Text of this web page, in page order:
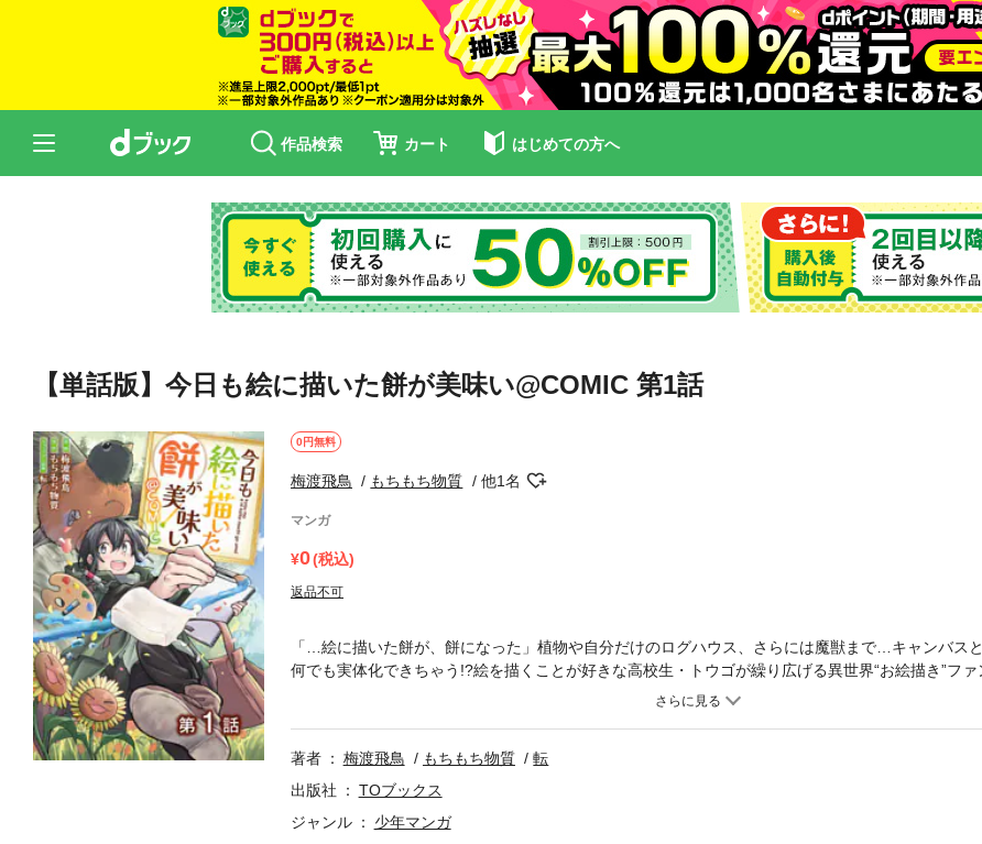
作品検索 カート はじめての方へ
【単話版】今日も絵に描いた餅が美味い@COMIC 第1話
0円無料
梅渡飛鳥 もちもち物質 他1名
マンガ
0(税込)
返品不可
「…絵に描いた餅が、餅になった」植物や自分だけのログハウス、さらには魔獣まで…キャンバスと
何でも実体化できちゃう!?絵を描くことが好きな高校生・トウゴが繰り広げる異世界“お絵描き”ファ
コミカライズ！【あらすじ】描いた絵を何でもポンッと出せる力――絵を描くのが大好きな高校生・
な皆のオアシスに不穏な影が忍び寄っていて……？餅からドラゴンまで!? 何でも生み出して、作ろ
ス！無自覚な愛され少年の“おいでよ”ほのぼのファンタジー、開幕！
著者 梅渡飛鳥 もちもち物質
転
出版社
TOブックス
ジャンル
少年マンガ